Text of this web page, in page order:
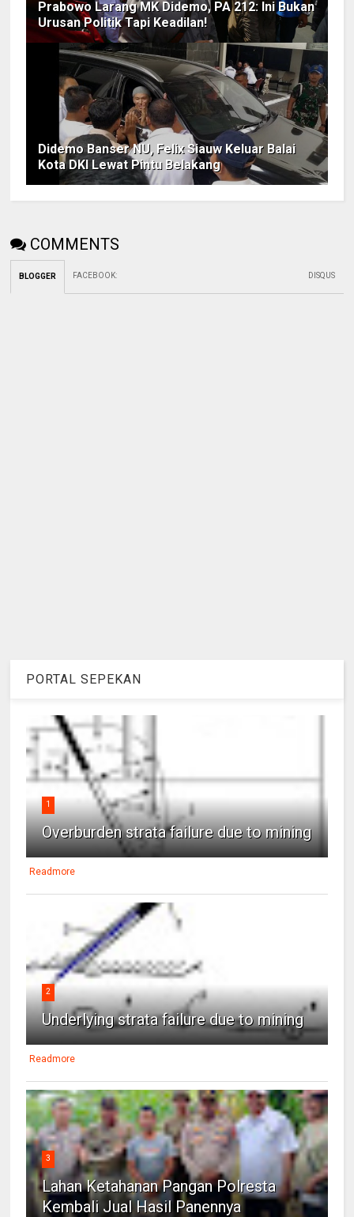
Prabowo Larang MK Didemo, PA 212: Ini Bukan
Urusan Politik Tapi Keadilan!
Didemo Banser NU, Felix Siauw Keluar Balai
Kota DKI Lewat Pintu Belakang
COMMENTS
BLOGGER FACEBOOK: DISQUS
PORTAL SEPEKAN
1
Overburden strata failure due to mining
Readmore
2
Underlying strata failure due to mining
Readmore
3
Lahan Ketahanan Pangan Polresta
Kembali Jual Hasil Panennya